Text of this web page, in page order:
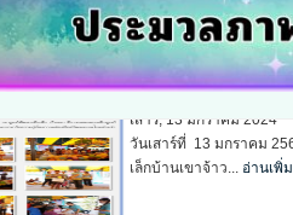
โครงการแข่งขันกีฬาต้านยาเสพติด ตำบลเข
โครงการแข่งขันกีฬาต้านยาเสพติด ตำบลเข